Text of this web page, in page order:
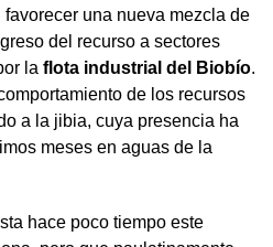
una nueva mezcla de
del recurso a sectores
la flota industrial del Biobío.
de los recursos
a la jibia, cuya presencia ha
meses en aguas de la
hace poco tiempo este